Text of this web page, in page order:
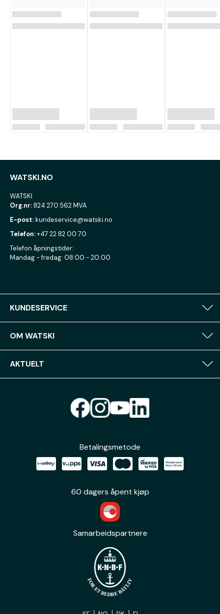
WATSKI.NO
WATSKI
Org.nr:824 270 562 MVA
E-post:kundeservice@watski.no
Telefon:+47 22 82 00 70
Telefon åpningstider:
Mandag - fredag: 08:00 - 20:00
KUNDESERVICE
OM WATSKI
AKTUELT
Betalingsmetode
60 dagers åpent kjøp
Samarbeidspartnere